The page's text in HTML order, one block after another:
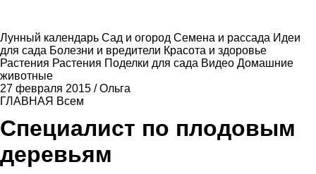
Лунный календарь Сад и огород Семена и рассада Идеи
для сада Болезни и вредители Красота и здоровье
Растения Растения Поделки для сада Видео Домашние
животные
27 февраля 2015 /Ольга
ГЛАВНАЯ Всем
Специалист по плодовым
деревьям